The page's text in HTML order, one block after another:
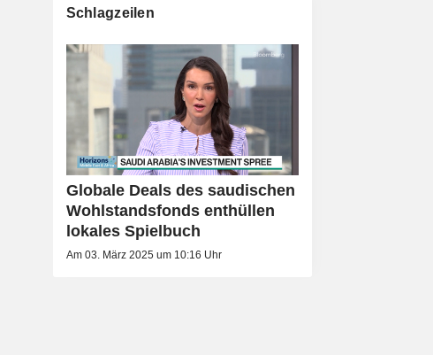
Schlagzeilen
Globale Deals des saudischen
Wohlstandsfonds enthüllen
lokales Spielbuch
Am 03. März 2025 um 10:16 Uhr